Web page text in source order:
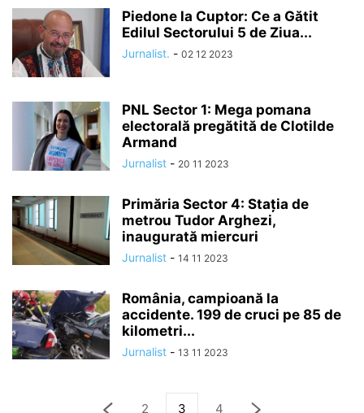
Piedone la Cuptor: Ce a Gătit
Edilul Sectorului 5 de Ziua...
Jurnalist. - 02 12 2023
PNL Sector 1: Mega pomana
electorală pregătită de Clotilde
Armand
Jurnalist - 20 11 2023
Primăria Sector 4: Stația de
metrou Tudor Arghezi,
inaugurată miercuri
Jurnalist - 14 11 2023
România, campioană la
accidente. 199 de cruci pe 85 de
kilometri...
Jurnalist - 13 11 2023
2 3 4